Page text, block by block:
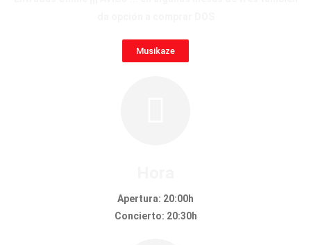
Musikaze
Apertura: 20:00h
Concierto: 20:30h